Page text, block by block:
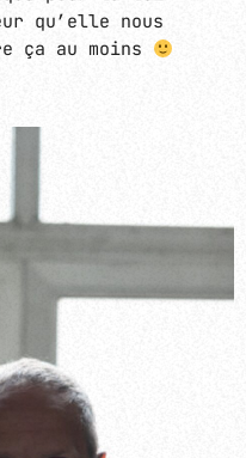
qu’elle nous
ça au moins